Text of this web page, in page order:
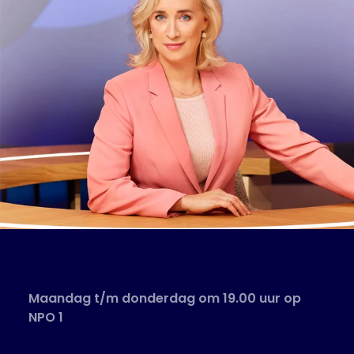
Maandag t/m donderdag om 19.00 uur op
NPO 1